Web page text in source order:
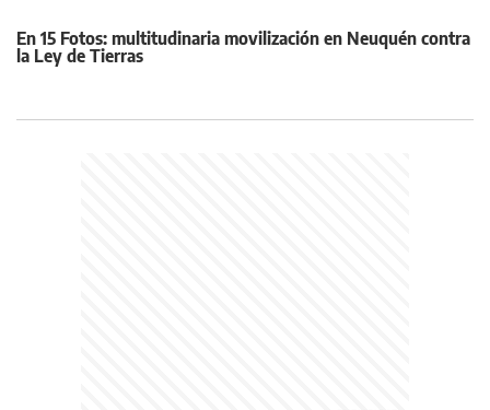
En 15 Fotos: multitudinaria movilización en Neuquén contra
la Ley de Tierras